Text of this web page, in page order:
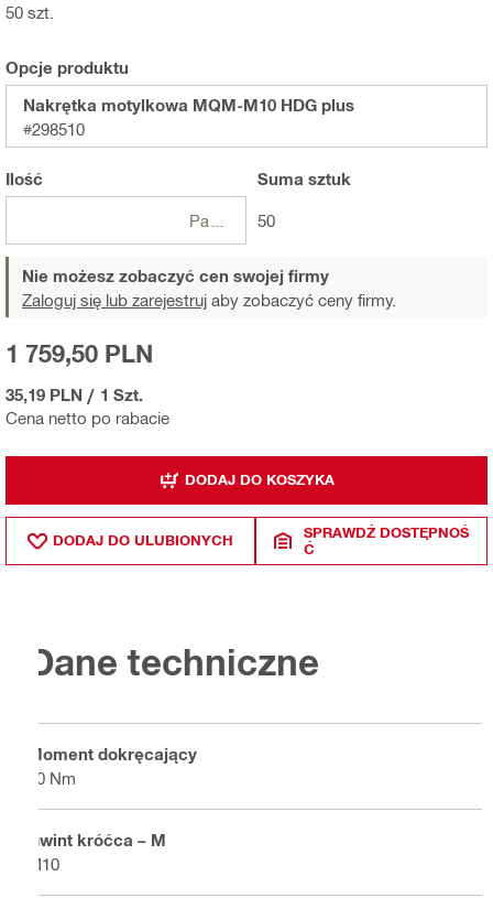
50 szt.
Opcje produktu
Nakrętka motylkowa MQM-M10 HDG plus
#298510
Ilość Suma sztuk
50
Nie możesz zobaczyć cen swojej firmy
Zaloguj się lub zarejestruj aby zobaczyć ceny firmy.
Cena netto po rabacie
1 759,50 PLN
35,19 PLN / 1 Szt.
DODAJ DO KOSZYKA
DODAJ DO ULUBIONYCH
SPRAWDŹ DOSTĘPNOŚ
Ć
Dane techniczne
Moment dokręcający
30 Nm
Gwint króćca – M
M10